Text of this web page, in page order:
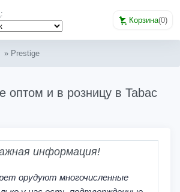
Корзина(0)
» Prestige
оптом и в розницу в Tabac
информация!
орудуют многочисленные